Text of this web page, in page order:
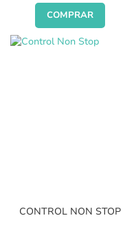
COMPRAR
CONTROL NON STOP